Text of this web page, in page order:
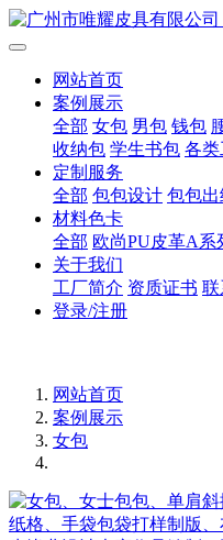
网站首页
案例展示
全部 女包 男包 钱包
收纳包 学生书包 各
定制服务
全部 包包设计 包包出
材料色卡
全部 欧尚PU皮革A系
关于我们
工厂简介 资质证书 联
登录/注册
网站首页
案例展示
女包